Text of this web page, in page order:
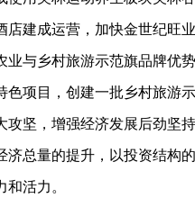
店建成运营，加快金世纪旺
业与乡村旅游示范旗品牌优
色项目，创建一批乡村旅游
坚，增强经济发展后劲坚持
济总量的提升，以投资结构
活力。